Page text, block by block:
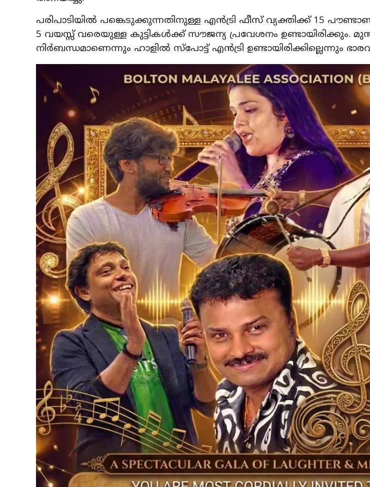
പരിപാടിയില്‍ പങ്കെടുക്കുന്നതിനുള്ള എന്‍ട്രി ഫീസ് വ്യക്തിക്ക് 15 പൗണ്ടാണ്
5 വയസ്സ് വരെയുള്ള കുട്ടികള്‍ക്ക് സൗജന്യ പ്രവേശനം ഉണ്ടായിരിക്കും.
നിര്‍ബന്ധമാണെന്നും ഹാളില്‍ സ്‌പോട്ട് എന്‍ട്രി ഉണ്ടായിരിക്കില്ലെന്നും